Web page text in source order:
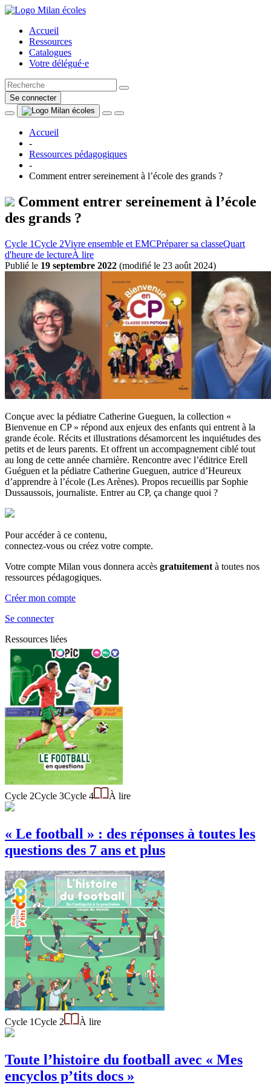
Accueil
Ressources
Catalogues
Votre délégué·e
Se connecter
Accueil
-
Ressources pédagogiques
-
Comment entrer sereinement à l’école des grands ?
Comment entrer sereinement à l’école
des grands ?
Cycle 1Cycle 2Vivre ensemble et EMCPréparer sa classeQuart
d'heure de lectureÀ lire
Publié le 19 septembre 2022 (modifié le 23 août 2024)
Conçue avec la pédiatre Catherine Gueguen, la collection «
Bienvenue en CP » répond aux enjeux des enfants qui entrent à la
grande école. Récits et illustrations désamorcent les inquiétudes des
petits et de leurs parents. Et offrent un accompagnement ciblé tout
au long de cette année charnière. Rencontre avec l’éditrice Erell
Guéguen et la pédiatre Catherine Gueguen, autrice d’Heureux
d’apprendre à l’école (Les Arènes). Propos recueillis par Sophie
Dussaussois, journaliste. Entrer au CP, ça change quoi ?
Pour accéder à ce contenu,
connectez-vous ou créez votre compte.
Votre compte Milan vous donnera accès gratuitement à toutes nos
ressources pédagogiques.
Créer mon compte
Se connecter
Ressources liées
Cycle 2Cycle 3Cycle 4 À lire
« Le football » : des réponses à toutes les
questions des 7 ans et plus
Cycle 1Cycle 2 À lire
Toute l’histoire du football avec « Mes
encyclos p’tits docs »